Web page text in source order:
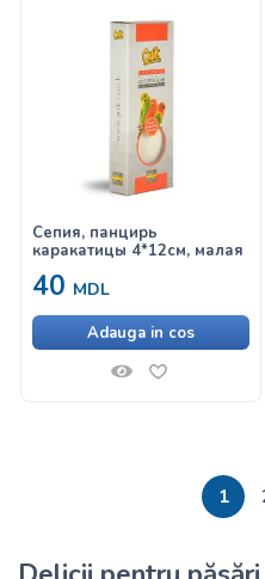
Сепия, панцирь
каракатицы 4*12см, малая
40 MDL
Adauga in cos
1